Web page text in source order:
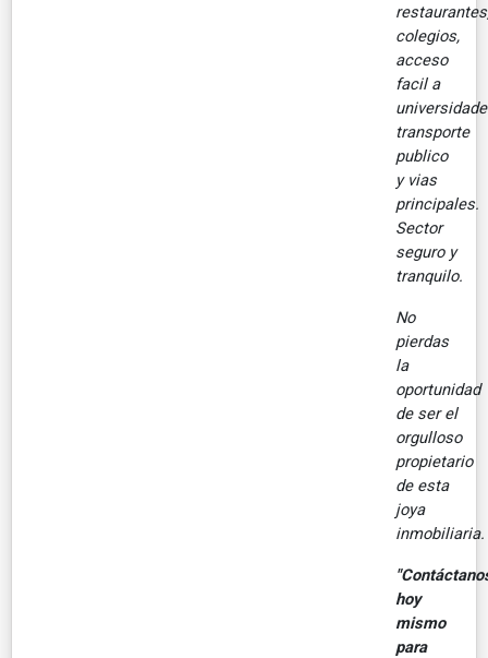
colegios,
acceso
facil a
transporte
publico
y vias
principales.
Sector
seguro y
tranquilo.
No
pierdas
la
oportunidad
de ser el
orgulloso
propietario
de esta
joya
inmobiliaria.
hoy
mismo
para